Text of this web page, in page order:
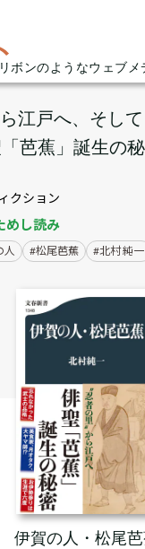
ボンのようなウェブメ
江戸へ、そして
芭蕉」誕生の
めし読み
人 松尾芭蕉 北村 純一
クション
伊賀の人・松尾